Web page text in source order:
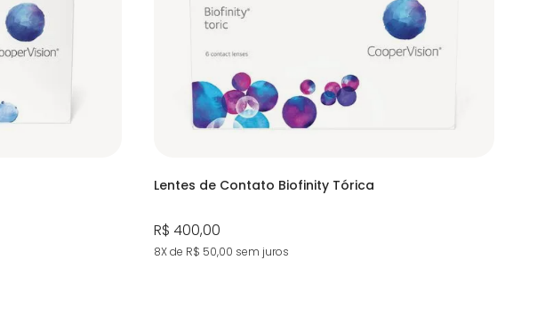
Lentes de Contato Biofinity Tórica
R$ 400,00
8X de R$ 50,00 sem juros